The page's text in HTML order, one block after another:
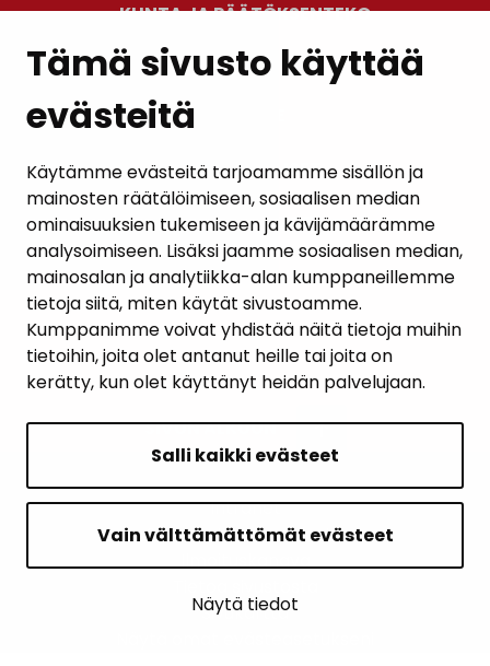
Tämä sivusto käyttää
evästeitä
Käytämme evästeitä tarjoamamme sisällön ja
mainosten räätälöimiseen, sosiaalisen median
ominaisuuksien tukemiseen ja kävijämäärämme
analysoimiseen. Lisäksi jaamme sosiaalisen median,
mainosalan ja analytiikka-alan kumppaneillemme
tietoja siitä, miten käytät sivustoamme.
Kumppanimme voivat yhdistää näitä tietoja muihin
tietoihin, joita olet antanut heille tai joita on
kerätty, kun olet käyttänyt heidän palvelujaan.
Salli kaikki evästeet
Vain välttämättömät evästeet
Näytä tiedot
KUNTA JA PÄÄTÖKSENTEKO
AJANKOHTAISET
YHTEYSTIEDOT
KARTTAPALVELU
SIVUN ALKUUN
Intranet
Saavutettavuusseloste
Ilmoituskanava
Sivukartta